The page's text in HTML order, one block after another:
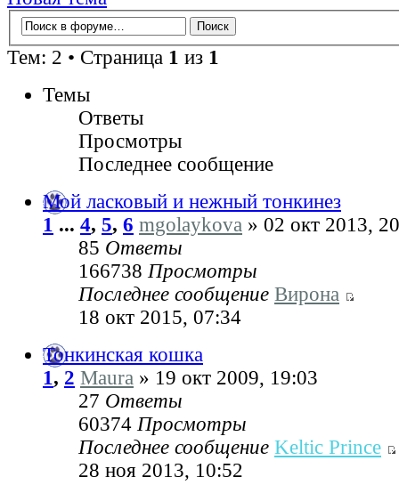
Тем: 2 • Страница 1 из 1
Темы
Ответы
Просмотры
Последнее сообщение
Мой ласковый и нежный тонкинез
1 ... 4, 5, 6 mgolaykova » 02 окт 2013,
85 Ответы
166738 Просмотры
Последнее сообщение Вирона
18 окт 2015, 07:34
Тонкинская кошка
1, 2 Maura » 19 окт 2009, 19:03
27 Ответы
60374 Просмотры
Последнее сообщение Keltic Prince
28 ноя 2013, 10:52